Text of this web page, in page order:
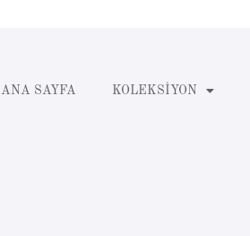
ANA SAYFA KOLEKSIYON